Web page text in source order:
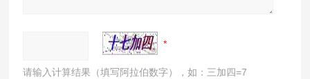
请输入计算结果（填写阿拉伯数字），如：三加四=7